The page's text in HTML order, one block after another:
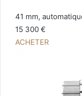
41 mm,
15 300 €
ACHETER